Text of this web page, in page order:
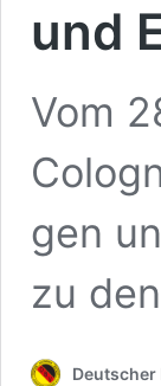
und
Vom
gen
zu
Deutscher